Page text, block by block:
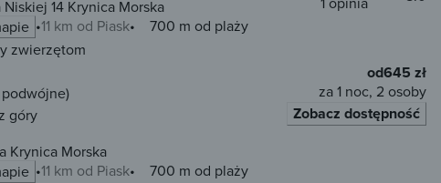
14 Krynica Morska
11 km od Piask 700 m od plaży
zwierzętom
góry
od645 zł
za 1 noc, 2 osoby
Zobacz dostępność
Krynica Morska
11 km od Piask
700 m od plaży